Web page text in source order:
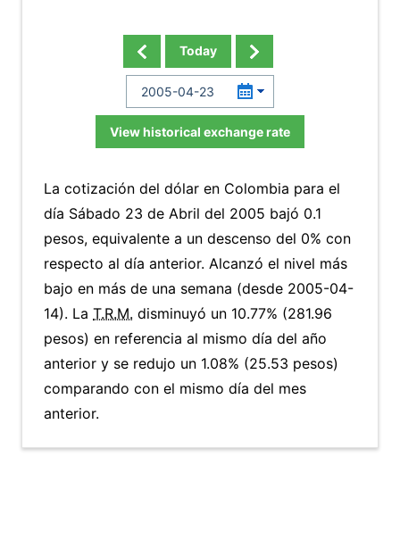
Today
View historical exchange rate
La cotización del dólar en Colombia para el
día Sábado 23 de Abril del 2005 bajó 0.1
pesos, equivalente a un descenso del 0% con
respecto al día anterior. Alcanzó el nivel más
bajo en más de una semana (desde 2005-04-
14). La T.R.M. disminuyó un 10.77% (281.96
pesos) en referencia al mismo día del año
anterior y se redujo un 1.08% (25.53 pesos)
comparando con el mismo día del mes
anterior.